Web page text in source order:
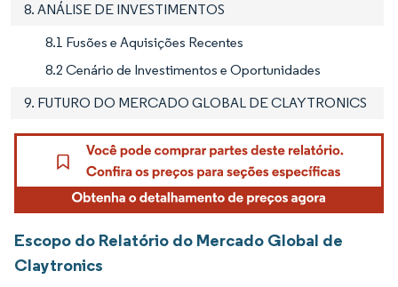
8. ANÁLISE DE INVESTIMENTOS
8.1 Fusões e Aquisições Recentes
8.2 Cenário de Investimentos e Oportunidades
9. FUTURO DO MERCADO GLOBAL DE CLAYTRONICS
Escopo do Relatório do Mercado Global de
Claytronics